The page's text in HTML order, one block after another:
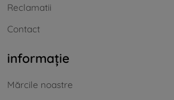
Reclamatii
Contact
informație
Mărcile noastre